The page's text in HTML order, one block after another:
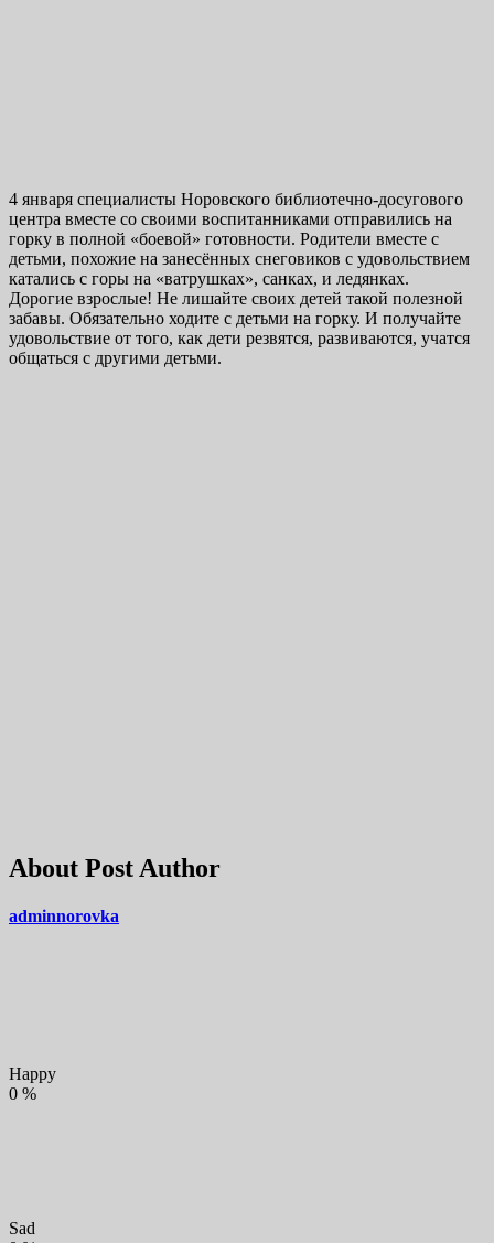
4 января специалисты Норовского библиотечно-досугового
центра вместе со своими воспитанниками отправились на
горку в полной «боевой» готовности. Родители вместе с
детьми, похожие на занесённых снеговиков с удовольствием
катались с горы на «ватрушках», санках, и ледянках.
Дорогие взрослые! Не лишайте своих детей такой полезной
забавы. Обязательно ходите с детьми на горку. И получайте
удовольствие от того, как дети резвятся, развиваются, учатся
общаться с другими детьми.
About Post Author
adminnorovka
Happy
0 %
Sad